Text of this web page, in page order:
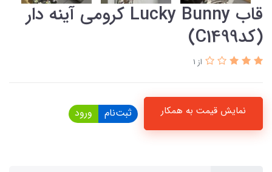
قاب Lucky Bunny کرومی آینه دار
(کدC1499)
از 1
نمایش قیمت به همکار ثبت‌نام ورود